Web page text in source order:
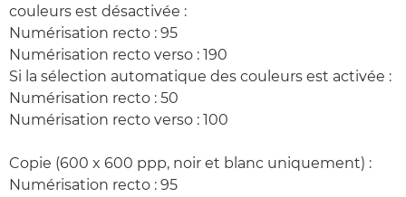
couleurs est désactivée :
Numérisation recto : 95
Numérisation recto verso : 190
Si la sélection automatique des couleurs est activée :
Numérisation recto : 50
Numérisation recto verso : 100
Copie (600 x 600 ppp, noir et blanc uniquement) :
Numérisation recto : 95